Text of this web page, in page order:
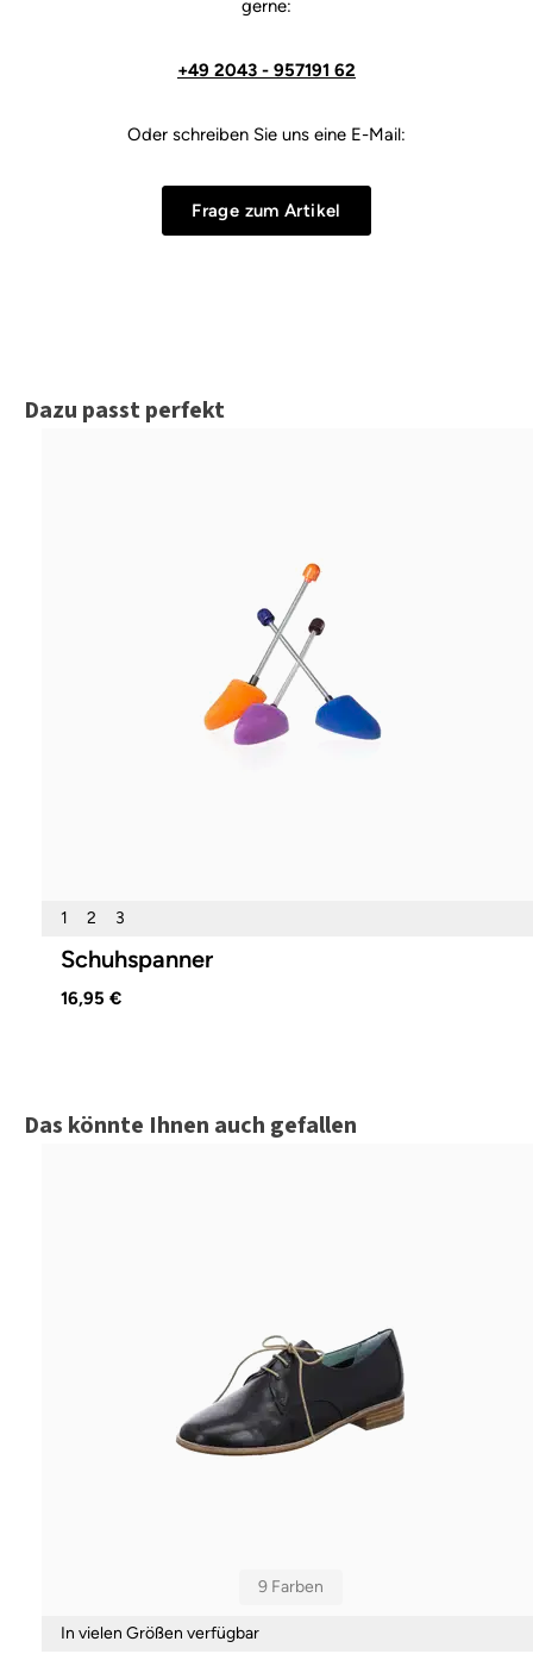
gerne:
+49 2043 - 957191 62
Oder schreiben Sie uns eine E-Mail:
Frage zum Artikel
Produktgalerie überspringen
Dazu passt perfekt
1 2 3
Schuhspanner
16,95 €
Produktgalerie überspringen
Das könnte Ihnen auch gefallen
9 Farben
In vielen Größen verfügbar